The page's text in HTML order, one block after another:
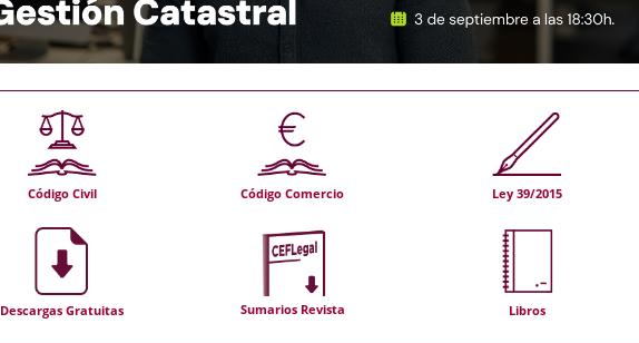
Código Civil Código Comercio Ley 39/2015
Descargas Gratuitas Sumarios Revista Libros